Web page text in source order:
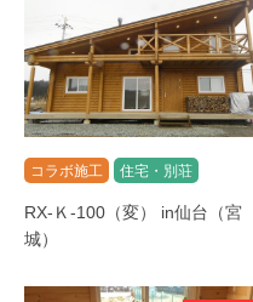
コラボ施工 住宅・別荘
RX-Ｋ-100（変） in仙台（宮
城）